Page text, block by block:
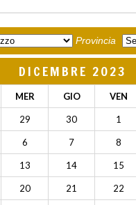
Provincia
DICEMBRE 2023
MER GIO VEN
29 30 1
6 7 8
13 14 15
20 21 22